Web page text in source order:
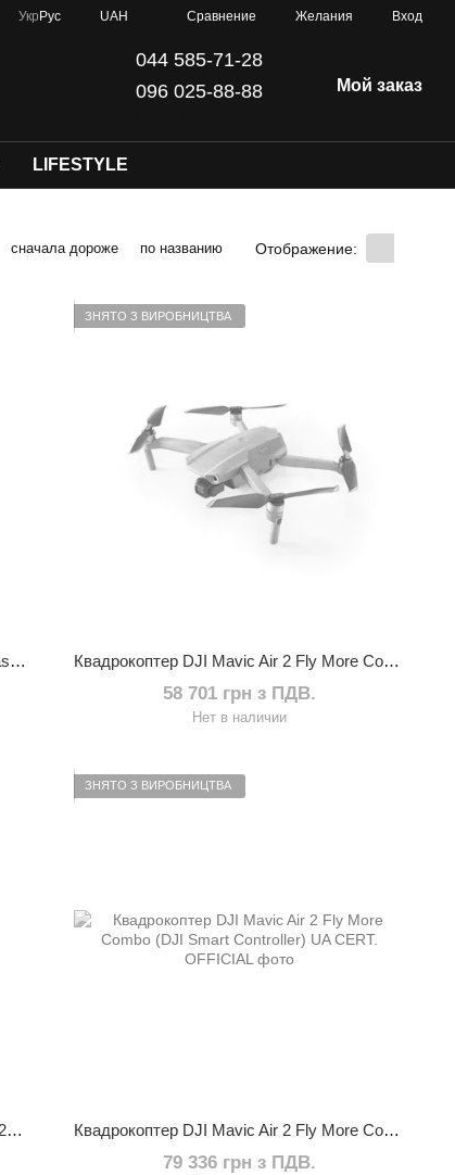
Укр Рус UAH Сравнение Желания Вход
044 585-71-28
096 025-88-88
Мой заказ
LIFESTYLE
сначала дороже по названию Отображение:
Кейс PGYTECH MAVIC AIR 2 Carrying case (P-16A-030)
ЗНЯТО З ВИРОБНИЦТВА
Квадрокоптер DJI Mavic Air 2 Fly More Combo UA CERT. OFFICIAL
58 701 грн з ПДВ.
Нет в наличии
Светофильтры (комплект) DJI Mavic Air 2 ND Filters Set (ND16/64/256)
ЗНЯТО З ВИРОБНИЦТВА
Квадрокоптер DJI Mavic Air 2 Fly More Combo (DJI Smart Controller) UA CERT. OFFICIAL
79 336 грн з ПДВ.